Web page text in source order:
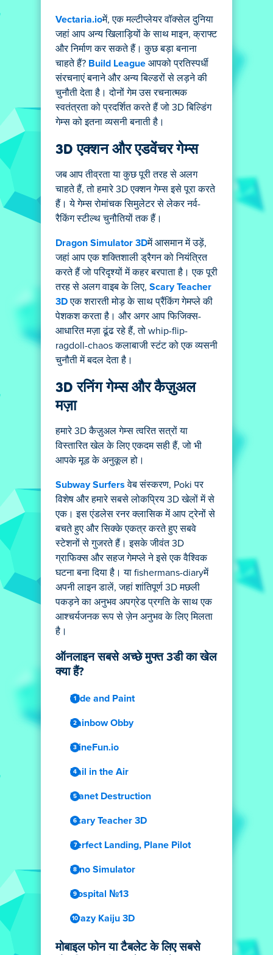
Vectaria.ioमें, एक मल्टीप्लेयर वॉक्सेल दुनिया
जहां आप अन्य खिलाड़ियों के साथ माइन, क्राफ्ट
और निर्माण कर सकते हैं। कुछ बड़ा बनाना
चाहते हैं? Build League आपको प्रतिस्पर्धी
संरचनाएं बनाने और अन्य बिल्डरों से लड़ने की
चुनौती देता है। दोनों गेम उस रचनात्मक
स्वतंत्रता को प्रदर्शित करते हैं जो 3D बिल्डिंग
गेम्स को इतना व्यसनी बनाती है।
3D एक्शन और एडवेंचर गेम्स
जब आप तीव्रता या कुछ पूरी तरह से अलग
चाहते हैं, तो हमारे 3D एक्शन गेम्स इसे पूरा करते
हैं। ये गेम्स रोमांचक सिमुलेटर से लेकर नर्व-
रैकिंग स्टील्थ चुनौतियों तक हैं।
Dragon Simulator 3Dमें आसमान में उड़ें,
जहां आप एक शक्तिशाली ड्रैगन को नियंत्रित
करते हैं जो परिदृश्यों में कहर बरपाता है। एक पूरी
तरह से अलग वाइब के लिए, Scary Teacher
3Dएक शरारती मोड़ के साथ प्रैंकिंग गेमप्ले की
पेशकश करता है। और अगर आप फिजिक्स-
आधारित मज़ा ढूंढ रहे हैं, तो whip-flip-
ragdoll-chaos कलाबाजी स्टंट को एक व्यसनी
चुनौती में बदल देता है।
3D रनिंग गेम्स और कैज़ुअल
मज़ा
हमारे 3D कैज़ुअल गेम्स त्वरित सत्रों या
विस्तारित खेल के लिए एकदम सही हैं, जो भी
आपके मूड के अनुकूल हो।
Subway Surfers वेब संस्करण, Poki पर
विशेष और हमारे सबसे लोकप्रिय 3D खेलों में से
एक। इस एंडलेस रनर क्लासिक में आप ट्रेनों से
बचते हुए और सिक्के एकत्र करते हुए सबवे
स्टेशनों से गुजरते हैं। इसके जीवंत 3D
ग्राफिक्स और सहज गेमप्ले ने इसे एक वैश्विक
घटना बना दिया है। या fishermans-diaryमें
अपनी लाइन डालें, जहां शांतिपूर्ण 3D मछली
पकड़ने का अनुभव अपग्रेड प्रगति के साथ एक
आश्चर्यजनक रूप से ज़ेन अनुभव के लिए मिलता
है।
ऑनलाइन सबसे अच्छे मुफ्त 3डी का खेल
क्या हैं?
Hide and Paint
Rainbow Obby
MineFun.io
Rail in the Air
Planet Destruction
Scary Teacher 3D
Perfect Landing, Plane Pilot
Dino Simulator
Hospital №13
Crazy Kaiju 3D
मोबाइल फोन या टैबलेट के लिए सबसे